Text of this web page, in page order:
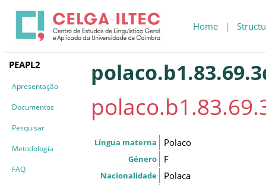
Home |
PEAPL2
Apresentação
Documentos
Pesquisar
Metodologia
FAQ
Língua materna Polaco
Género F
Nacionalidade Polaca